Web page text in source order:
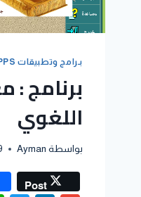
بـرامج وتطبيقات SOFTWAREAPPS
برنامج
اللغوي
بواسطة Ayman
19
Post